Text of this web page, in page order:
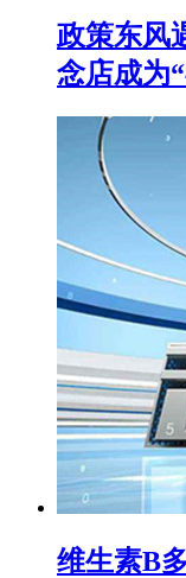
政策东风
念店成为
维生素B